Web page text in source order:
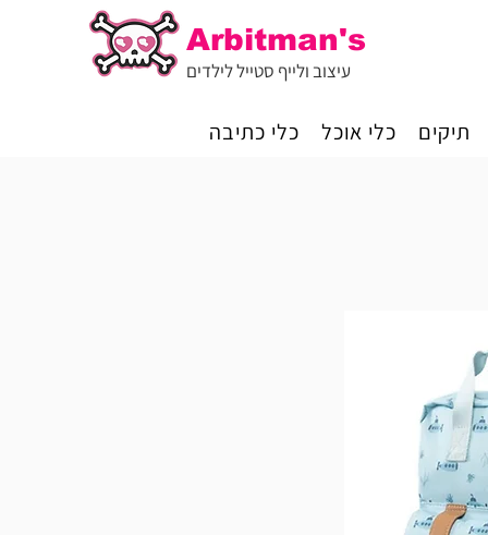
Arbitman's
עיצוב ולייף סטייל לילדים
תיקים כלי אוכל כלי כתיבה